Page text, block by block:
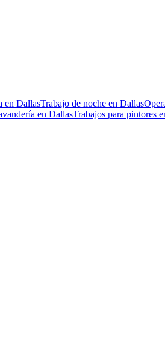
en DallasTrabajo de noche en Dallas
en DallasTrabajos para pintores